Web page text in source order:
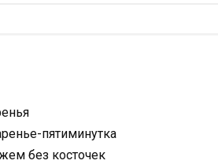
пятиминутка
без косточек